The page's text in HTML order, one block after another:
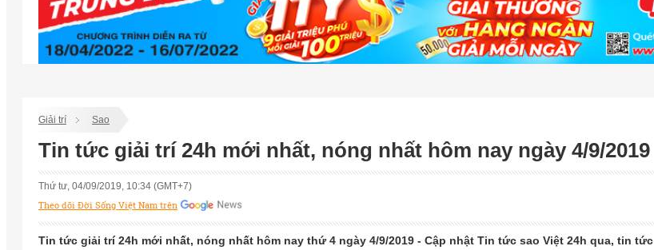
Giải trí Sao
Tin tức giải trí 24h mới nhất, nóng nhất hôm nay ngày 4/9/2019
Thứ tư, 04/09/2019, 10:34 (GMT+7)
Theo dõi Đời Sống Việt Nam trên
Tin tức giải trí 24h mới nhất, nóng nhất hôm nay thứ 4 ngày 4/9/2019 - Cập nhật Tin tức sao Việt 24h qua, tin tức